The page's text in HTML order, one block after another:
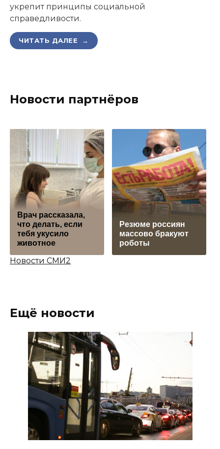
укрепит принципы социальной
справедливости.
ЧИТАТЬ ДАЛЕЕ →
Новости партнёров
Врач рассказала,
что делать, если
тебя укусило
животное
Резюме россиян
массово бракуют
роботы
Новости СМИ2
Ещё новости